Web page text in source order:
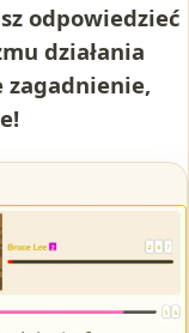
odpowiedzieć
działania
zagadnienie,